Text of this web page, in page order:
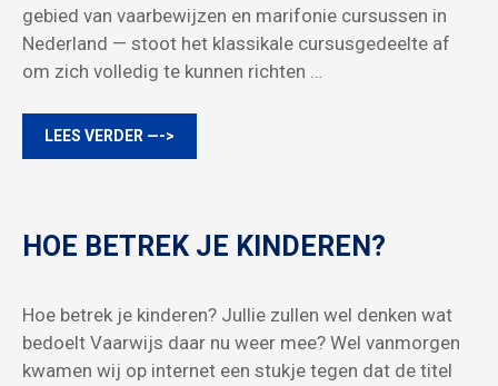
gebied van vaarbewijzen en marifonie cursussen in
Nederland — stoot het klassikale cursusgedeelte af
om zich volledig te kunnen richten …
LEES VERDER —->
HOE BETREK JE KINDEREN?
Hoe betrek je kinderen? Jullie zullen wel denken wat
bedoelt Vaarwijs daar nu weer mee? Wel vanmorgen
kwamen wij op internet een stukje tegen dat de titel